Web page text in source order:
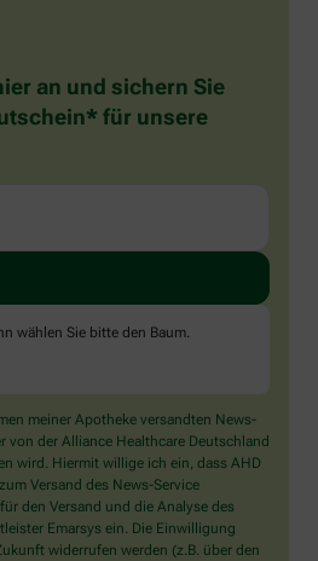
an und sichern Sie
für unsere
wählen Sie bitte den Baum.
meiner Apotheke versandten News-
von der Alliance Healthcare Deutschland
wird. Hiermit willige ich ein, dass AHD
Versand des News-Service
den Versand und die Analyse des
Emarsys ein. Die Einwilligung
widerrufen werden (z.B. über den